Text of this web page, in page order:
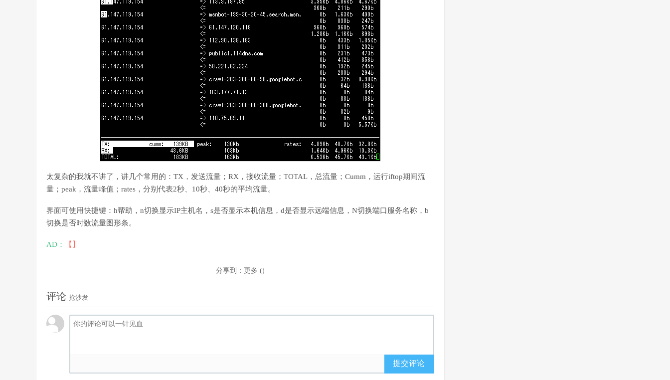
太复杂的我就不讲了，讲几个常用的：TX，发送流量；RX，接收流量；TOTAL，总流量；Cumm，运行iftop期间流
量；peak，流量峰值；rates，分别代表2秒、10秒、40秒的平均流量。
界面可使用快捷键：h帮助，n切换显示IP主机名，s是否显示本机信息，d是否显示远端信息，N切换端口服务名称，b
切换是否时数流量图形条。
AD： 【】
分享到： 更多 ()
评论 抢沙发
提交评论